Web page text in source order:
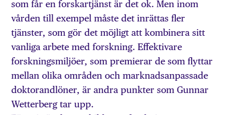
som får en forskartjänst är det ok. Men inom
vården till exempel måste det inrättas fler
tjänster, som gör det möjligt att kombinera sitt
vanliga arbete med forskning. Effektivare
forskningsmiljöer, som premierar de som flyttar
mellan olika områden och marknadsanpassade
doktorandlöner, är andra punkter som Gunnar
Wetterberg tar upp.